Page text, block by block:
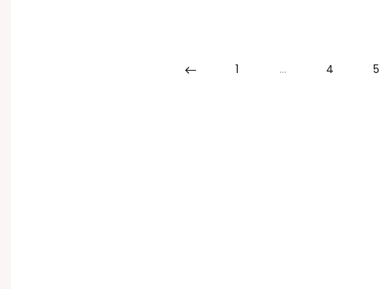
1 … 4 5